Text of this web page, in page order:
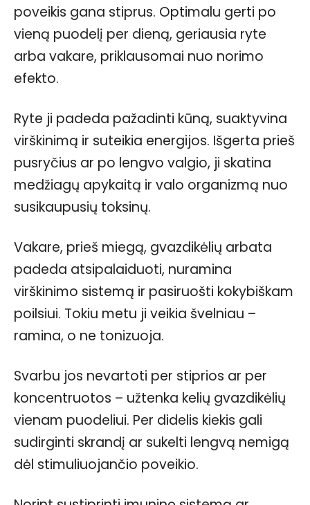
poveikis gana stiprus. Optimalu gerti po
vieną puodelį per dieną, geriausia ryte
arba vakare, priklausomai nuo norimo
efekto.
Ryte ji padeda pažadinti kūną, suaktyvina
virškinimą ir suteikia energijos. Išgerta prieš
pusryčius ar po lengvo valgio, ji skatina
medžiagų apykaitą ir valo organizmą nuo
susikaupusių toksinų.
Vakare, prieš miegą, gvazdikėlių arbata
padeda atsipalaiduoti, nuramina
virškinimo sistemą ir pasiruošti kokybiškam
poilsiui. Tokiu metu ji veikia švelniau –
ramina, o ne tonizuoja.
Svarbu jos nevartoti per stiprios ar per
koncentruotos – užtenka kelių gvazdikėlių
vienam puodeliui. Per didelis kiekis gali
sudirginti skrandį ar sukelti lengvą nemigą
dėl stimuliuojančio poveikio.